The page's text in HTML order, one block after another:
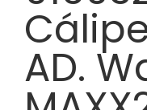
AD.